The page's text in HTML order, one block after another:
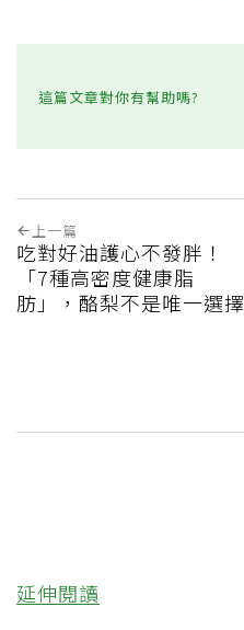
這篇文章對你有幫助嗎?
上一篇
吃對好油護心不發胖！
「7種高密度健康脂
肪」，酪梨不是唯一選擇
延伸閱讀